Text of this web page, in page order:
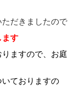
だきましたので
ます
ますので、お庭
ておりますの